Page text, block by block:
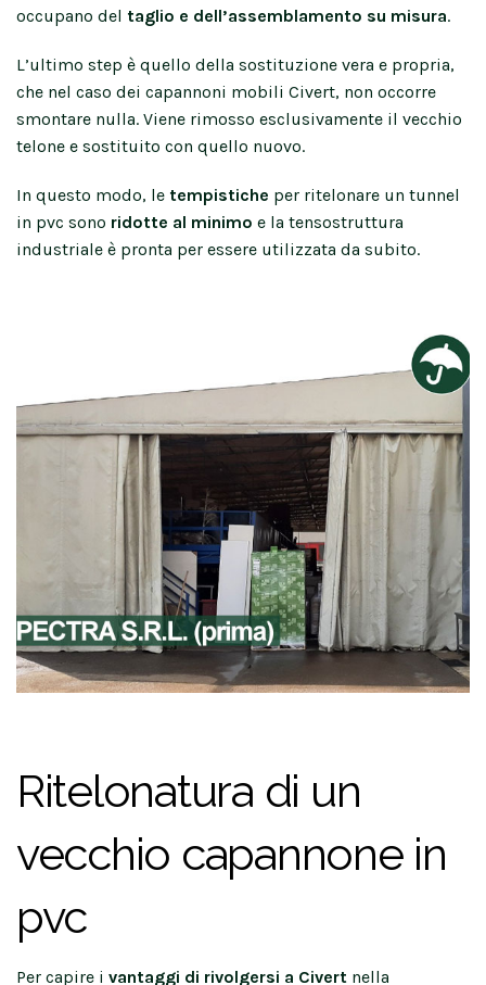
occupano del taglio e dell’assemblamento su misura.
L’ultimo step è quello della sostituzione vera e propria,
che nel caso dei capannoni mobili Civert, non occorre
smontare nulla. Viene rimosso esclusivamente il vecchio
telone e sostituito con quello nuovo.
In questo modo, le tempistiche per ritelonare un tunnel
in pvc sono ridotte al minimo e la tensostruttura
industriale è pronta per essere utilizzata da subito.
Ritelonatura di un
vecchio capannone in
pvc
Per capire i vantaggi di rivolgersi a Civert nella